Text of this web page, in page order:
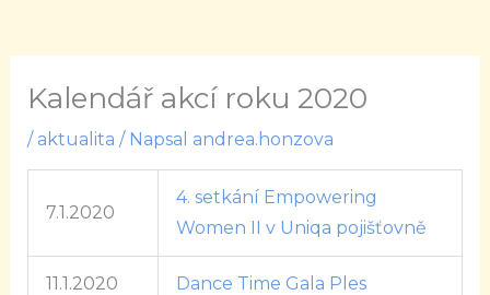
Kalendář akcí roku 2020
/ aktualita / Napsal andrea.honzova
7.1.2020
4. setkání Empowering
Women II v Uniqa pojišťovně
11.1.2020 Dance Time Gala Ples